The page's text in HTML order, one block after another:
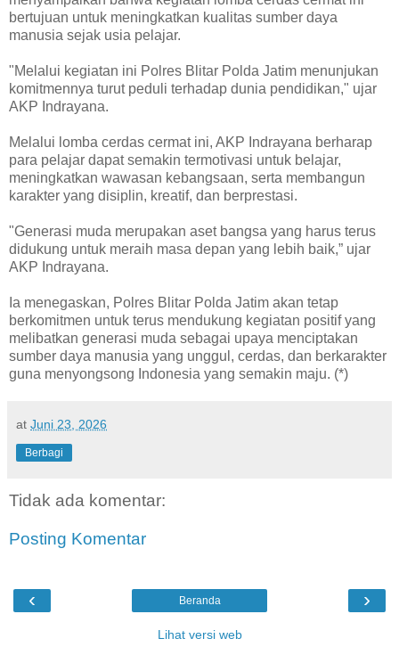
bertujuan untuk meningkatkan kualitas sumber daya
manusia sejak usia pelajar.
"Melalui kegiatan ini Polres Blitar Polda Jatim menunjukan
komitmennya turut peduli terhadap dunia pendidikan," ujar
AKP Indrayana.
Melalui lomba cerdas cermat ini, AKP Indrayana berharap
para pelajar dapat semakin termotivasi untuk belajar,
meningkatkan wawasan kebangsaan, serta membangun
karakter yang disiplin, kreatif, dan berprestasi.
"Generasi muda merupakan aset bangsa yang harus terus
didukung untuk meraih masa depan yang lebih baik,” ujar
AKP Indrayana.
Ia menegaskan, Polres Blitar Polda Jatim akan tetap
berkomitmen untuk terus mendukung kegiatan positif yang
melibatkan generasi muda sebagai upaya menciptakan
sumber daya manusia yang unggul, cerdas, dan berkarakter
guna menyongsong Indonesia yang semakin maju. (*)
at Juni 23, 2026
Berbagi
Tidak ada komentar:
Posting Komentar
‹ ›
Beranda
Lihat versi web